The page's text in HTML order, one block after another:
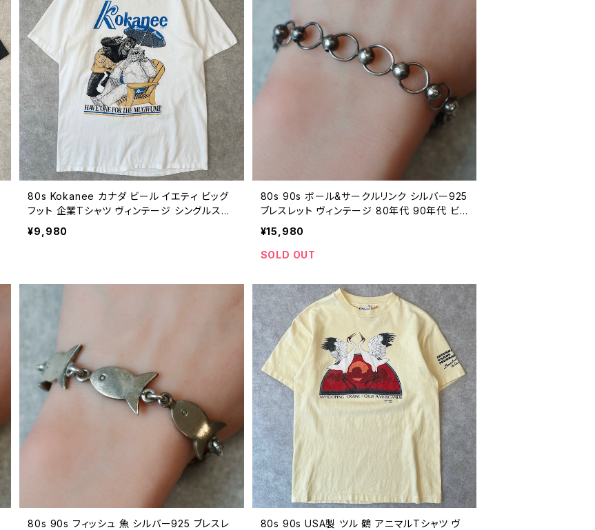
80s Kokanee カナダ ビール イエティ ビッグ
フット 企業Tシャツ ヴィンテージ シングルステ
ッチ 酒 古着 白 ホワイト 80年代 ビンテージ
M 26072806
¥9,980
80s 90s ボール&サークルリンク シルバー925
ブレスレット ヴィンテージ 80年代 90年代 ビ
ンテージ メンズ レディース 26072708
¥15,980
SOLD OUT
80s 90s フィッシュ 魚 シルバー925 ブレスレ
80s 90s USA製 ツル 鶴 アニマルTシャツ ヴ